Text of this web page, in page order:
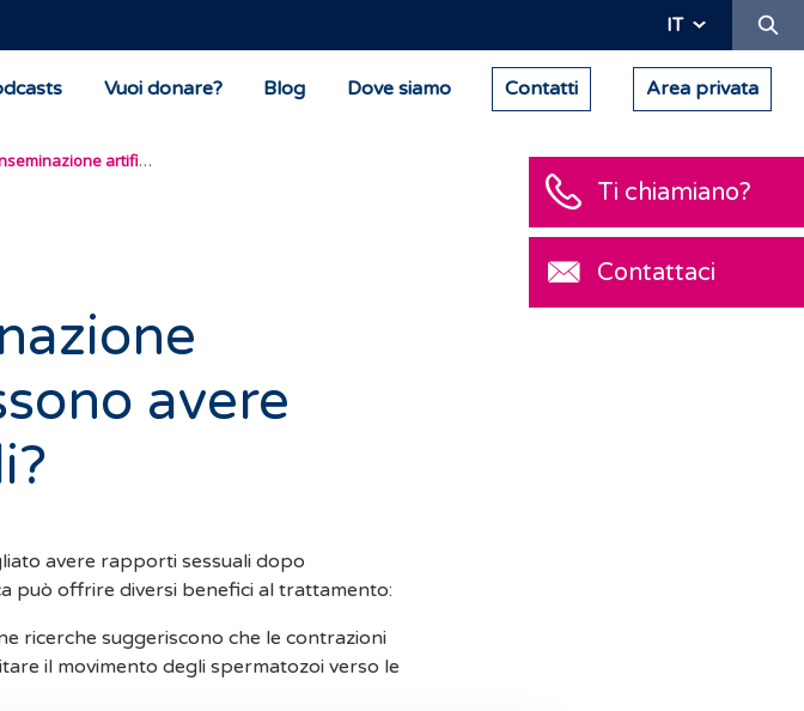
IT
Vuoi donare? Blog Dove siamo Contatti Area privata
Dopo un’inseminazione artificiale, si possono avere rapporti sessuali?
avere
avere rapporti sessuali dopo
può offrire diversi benefici al trattamento:
ricerche suggeriscono che le contrazioni
il movimento degli spermatozoi verso le
Ti chiamiano?
Contattaci